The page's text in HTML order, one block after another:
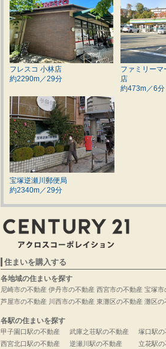
フレスコ 小林店
約2290m／29分
ファミリーマ
店
約473m／6分
宝塚逆瀬川郵便局
約2340m／29分
住まいを購入する
各地域の住まいを探す
尼崎市の不動産
芦屋市の不動産
伊丹市の不動産
川西市の不動産
西宮市の不動産
東灘区の不動産
宝塚市
灘区の
各駅の住まいを探す
甲子園口駅の不動産
西宮北口駅の不動産
武庫之荘駅の不動産
逆瀬川駅の不動産
塚口駅の
立花駅の